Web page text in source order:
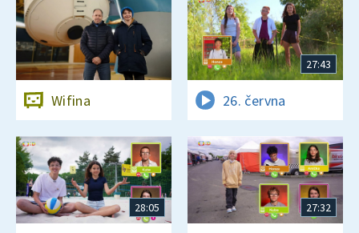
Wifina
27:43
26. června
28:05 27:32